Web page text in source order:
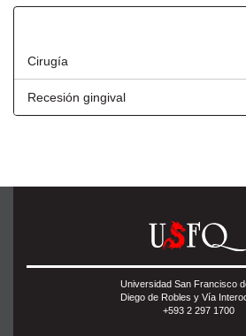
Cirugía
Recesión gingival
Universidad San Francisco
Diego de Robles y Vía
+593 2 297 1700